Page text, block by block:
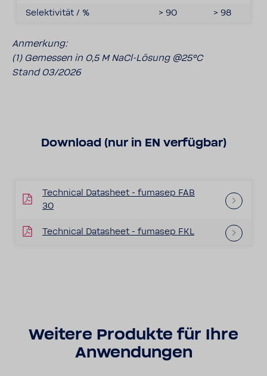
Selektivität / % > 90 > 98
Anmerkung:
(1) Gemessen in 0,5 M NaCl-Lösung @25°C
Stand 03/2026
Download (nur in EN verfügbar)
Technical Datasheet - fumasep FAB
30
Technical Datasheet - fumasep FKL
Weitere Produkte für Ihre
Anwendungen